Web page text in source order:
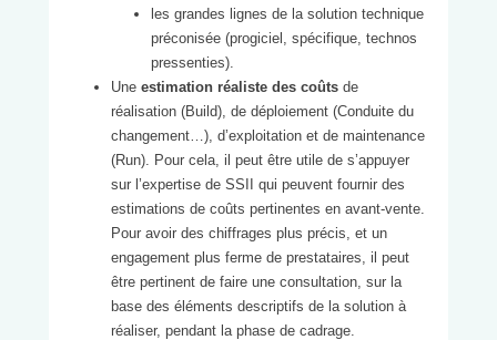
les grandes lignes de la solution technique
préconisée (progiciel, spécifique, technos
pressenties).
Une estimation réaliste des coûts de
réalisation (Build), de déploiement (Conduite du
changement…), d’exploitation et de maintenance
(Run). Pour cela, il peut être utile de s’appuyer
sur l’expertise de SSII qui peuvent fournir des
estimations de coûts pertinentes en avant-vente.
Pour avoir des chiffrages plus précis, et un
engagement plus ferme de prestataires, il peut
être pertinent de faire une consultation, sur la
base des éléments descriptifs de la solution à
réaliser, pendant la phase de cadrage.